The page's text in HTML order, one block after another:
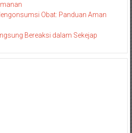
Obat: Panduan Aman
Bereaksi dalam Sekejap